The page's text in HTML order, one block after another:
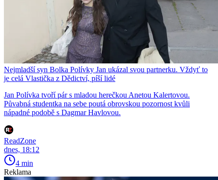
Nejmladší syn Bolka Polívky Jan ukázal svou partnerku. Vždyť to
je celá Vlastička z Dědictví, píší lidé
Jan Polívka tvoří pár s mladou herečkou Anetou Kalertovou.
Půvabná studentka na sebe poutá obrovskou pozornost kvůli
nápadné podobě s Dagmar Havlovou.
ReadZone
dnes, 18:12
4 min
Reklama